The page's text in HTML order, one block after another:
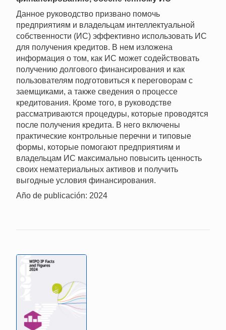
Данное руководство призвано помочь
предприятиям и владельцам интеллектуальной
собственности (ИС) эффективно использовать ИС
для получения кредитов. В нем изложена
информация о том, как ИС может содействовать
получению долгового финансирования и как
пользователям подготовиться к переговорам с
заемщиками, а также сведения о процессе
кредитования. Кроме того, в руководстве
рассматриваются процедуры, которые проводятся
после получения кредита. В него включены
практические контрольные перечни и типовые
формы, которые помогают предприятиям и
владельцам ИС максимально повысить ценность
своих нематериальных активов и получить
выгодные условия финансирования.
Año de publicación: 2024